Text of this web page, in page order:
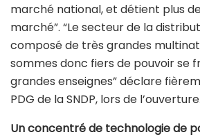
marché national, et détient plus
marché”. “Le secteur de la
composé de très grandes
sommes donc fiers de pouvoir se
grandes enseignes” déclare
PDG de la SNDP, lors de l’ouverture.
Un concentré de technologie de